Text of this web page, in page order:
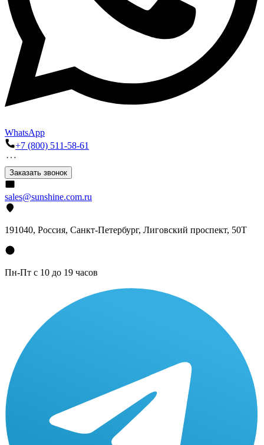
WhatsApp
+7 (800) 511-58-61
Заказать звонок
sales@sunshine.com.ru
191040, Россия, Санкт-Петербург, Лиговский проспект, 50Т
Пн-Пт с 10 до 19 часов